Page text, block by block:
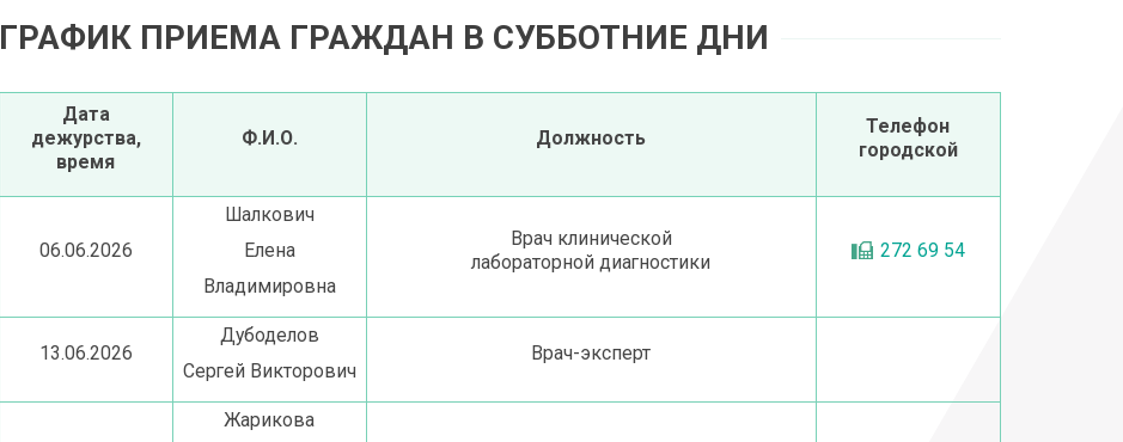
ГРАФИК ПРИЕМА ГРАЖДАН В СУББОТНИЕ ДНИ
Дата
дежурства,
время
Ф.И.О. Должность
Телефон
городской
06.06.2026
Шалкович
Елена
Владимировна
Врач клинической
лабораторной диагностики
272 69 54
13.06.2026
Дубоделов
Сергей Викторович
Врач-эксперт
Жарикова